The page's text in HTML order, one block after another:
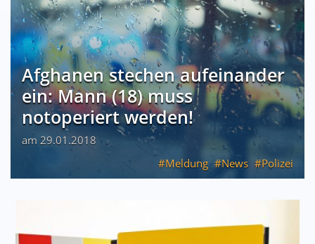
Afghanen stechen aufeinander
ein: Mann (18) muss
notoperiert werden!
am 29.01.2018
Meldung
News Polizei